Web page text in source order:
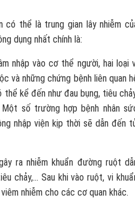
có thể là trung gian lây nhiễm
dụng nhất chính là:
nhập vào cơ thể người, hai loại
và những chứng bệnh liên quan
kể đến như đau bụng, tiêu
số trường hợp bệnh nhân
nhập viện kịp thời sẽ dẫn đến
ra nhiễm khuẩn đường ruột
chảy,… Sau khi vào ruột, vi
nhiễm cho các cơ quan khác.